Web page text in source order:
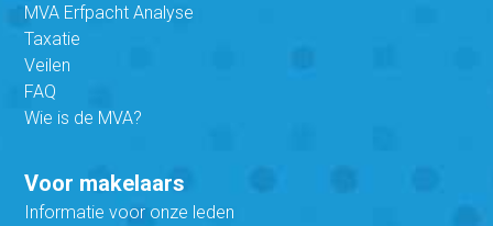
MVA Erfpacht Analyse
Taxatie
Veilen
FAQ
Wie is de MVA?
Voor makelaars
Informatie voor onze leden